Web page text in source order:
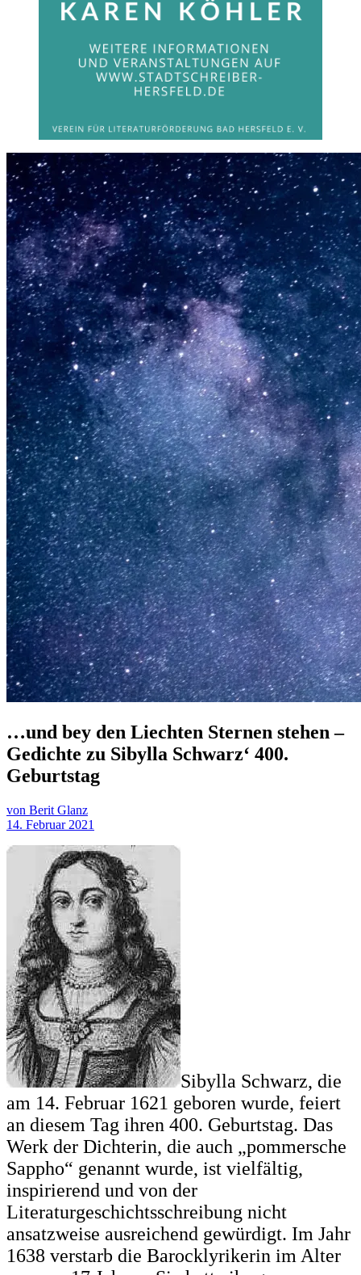
…und bey den Liechten Sternen stehen –
Gedichte zu Sibylla Schwarz‘ 400.
Geburtstag
von Berit Glanz
14. Februar 2021
Sibylla Schwarz, die
am 14. Februar 1621 geboren wurde, feiert
an diesem Tag ihren 400. Geburtstag. Das
Werk der Dichterin, die auch „pommersche
Sappho“ genannt wurde, ist vielfältig,
inspirierend und von der
Literaturgeschichtsschreibung nicht
ansatzweise ausreichend gewürdigt. Im Jahr
1638 verstarb die Barocklyrikerin im Alter